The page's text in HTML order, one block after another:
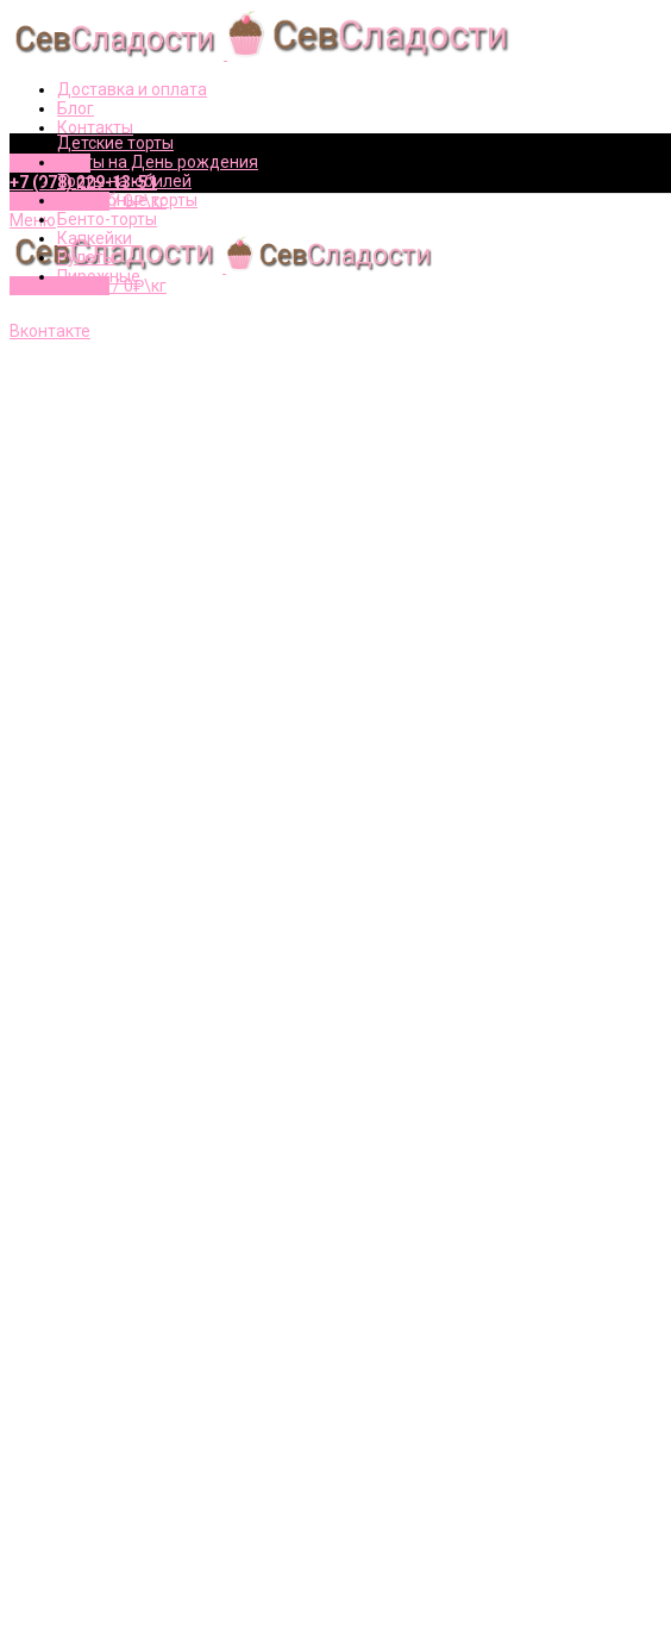
Доставка и оплата
Блог
Контакты
Вконтакте
+7 (978) 229-13-51
элементов /0₽\кг
Меню
элементов /0₽\кг
Детские торты
Торты на День рождения
Торты на юбилей
Свадебные торты
Бенто-торты
Капкейки
Рулеты
Пирожные
Вконтакте